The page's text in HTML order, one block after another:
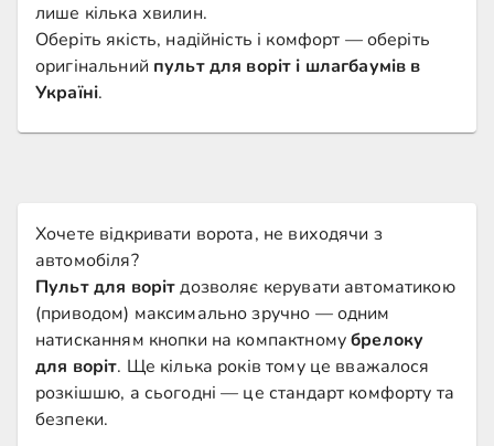
лише кілька хвилин.
Оберіть якість, надійність і комфорт — оберіть
оригінальний пульт для воріт і шлагбаумів в
Україні.
Хочете відкривати ворота, не виходячи з
автомобіля?
Пульт для ворітдозволяє керувати автоматикою
(приводом) максимально зручно — одним
натисканням кнопки на компактномубрелоку
для воріт. Ще кілька років тому це вважалося
розкішшю, а сьогодні — це стандарт комфорту та
безпеки.